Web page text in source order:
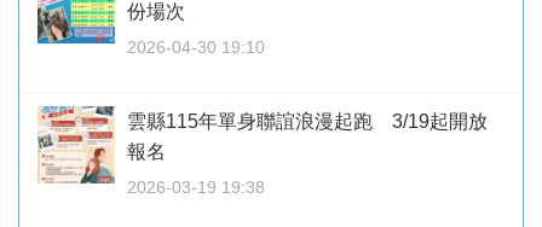
份場次
2026-04-30 19:10
雲縣115年單身聯誼浪漫起跑 3/19起開放
報名
2026-03-19 19:38